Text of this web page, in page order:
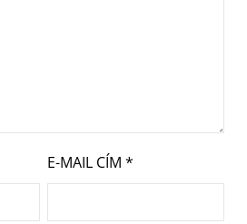
E-MAIL CÍM *